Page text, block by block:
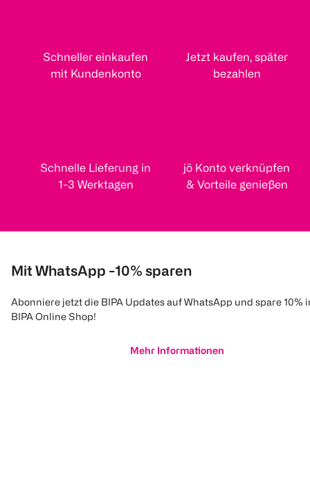
Schneller einkaufen
mit Kundenkonto
Jetzt kaufen, später
bezahlen
Schnelle Lieferung in
1-3 Werktagen
jö Konto verknüpfen
& Vorteile genießen
Mit WhatsApp -10% sparen
Abonniere jetzt die BIPA Updates auf WhatsApp und spare 10%
BIPA Online Shop!
Mehr Informationen